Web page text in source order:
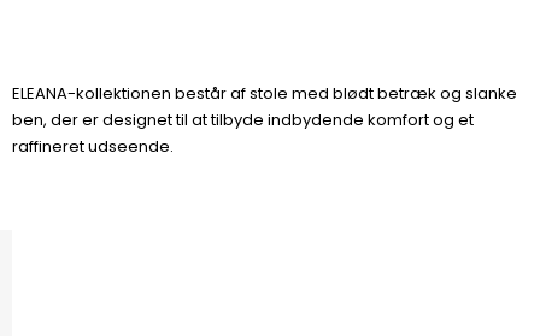
ELEANA-kollektionen består af stole med blødt betræk og slanke
ben, der er designet til at tilbyde indbydende komfort og et
raffineret udseende.